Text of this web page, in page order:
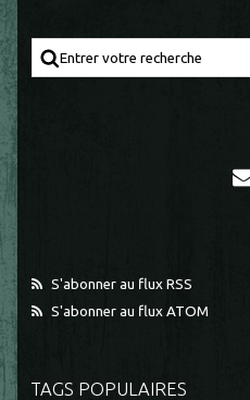
S'abonner au flux RSS
S'abonner au flux ATOM
TAGS POPULAIRES